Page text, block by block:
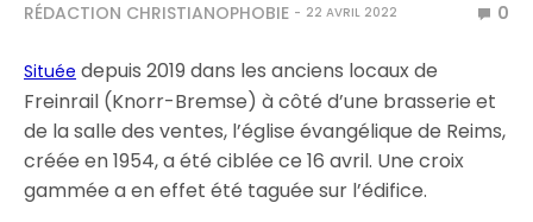
RÉDACTION CHRISTIANOPHOBIE 22 AVRIL 2022 0
Située depuis 2019 dans les anciens locaux de
Freinrail (Knorr-Bremse) à côté d’une brasserie et
de la salle des ventes, l’église évangélique de Reims,
créée en 1954, a été ciblée ce 16 avril. Une croix
gammée a en effet été taguée sur l’édifice.